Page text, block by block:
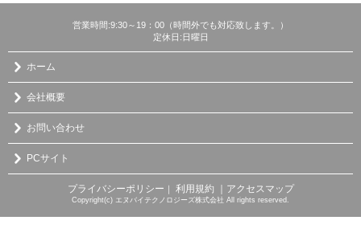
営業時間:9:30～19：00（時間外でも対応致します。）
定休日:日曜日
ホーム
会社概要
お問い合わせ
PCサイト
プライバシーポリシー ｜ 利用規約 ｜アクセスマップ
Copyright(c) エヌバイテクノロジーズ株式会社 All rights reserved.